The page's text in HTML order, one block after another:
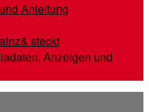
Anleitung
steckt
Anzeigen und